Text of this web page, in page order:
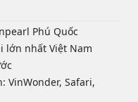
Phú Quốc
lớn nhất Việt Nam
VinWonder, Safari,